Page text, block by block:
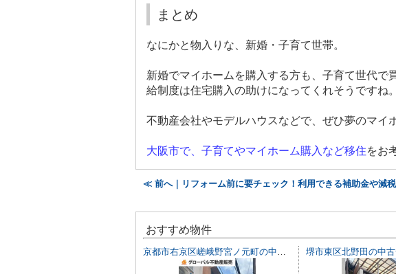
まとめ
なにかと物入りな、新婚・子育て世帯。
新婚でマイホームを購入する方も、子育て世代
給制度は住宅購入の助けになってくれそうですね。
不動産会社やモデルハウスなどで、ぜひ夢のマイ
大阪市で、子育てやマイホーム購入など移住をお
≪ 前へ｜リフォーム前に要チェック！利用できる補助金や減
おすすめ物件
京都市右京区嵯峨野宮ノ元町の中古一戸建 堺市東区北野田の中